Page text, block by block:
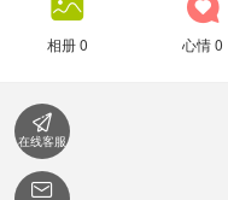
相册 0 心情 0

在线客服
